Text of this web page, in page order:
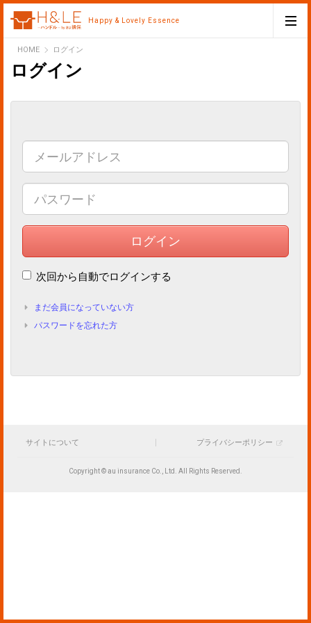
Happy & Lovely Essence
HOMEH&LEログイン
ケガの保険 日常の事故
Share
ログイン
ログイン
次回から自動でログインする
まだ会員になっていない方
パスワードを忘れた方
サイトについて プライバシーポリシー
Copyright © au insurance Co., Ltd. All Rights Reserved.